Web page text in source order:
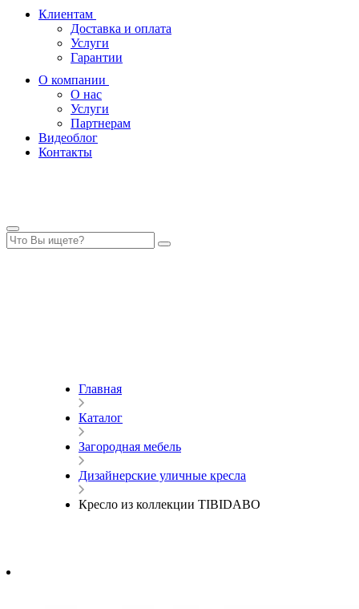
Клиентам
Доставка и оплата
Услуги
Гарантии
О компании
О нас
Услуги
Партнерам
Видеоблог
Контакты
Главная
Каталог
Загородная мебель
Дизайнерские уличные кресла
Кресло из коллекции TIBIDABO